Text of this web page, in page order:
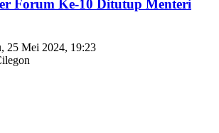
Forum Ke-10 Ditutup Menteri
25 Mei 2024, 19:23